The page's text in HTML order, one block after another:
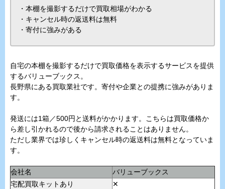
・本棚を撮影するだけで買取相場がわかる
・キャンセル時の返送料は無料
・寄付に強みがある
自宅の本棚を撮影するだけで買取価格を表示するサービスを提供
するバリューブックス。
長野県にある買取業社です。寄付や企業との提携に強みがありま
す。
発送には1箱／500円と送料がかかります。こちらは買取価格か
ら差し引かれるので後から請求されることはありません。
ただし業界では珍しくキャンセル時の返送料は無料となっていま
す。
会社名
バリューブックス
宅配買取キットあり
✕